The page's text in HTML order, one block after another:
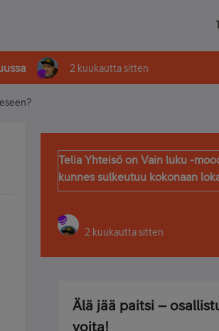
2 kuukautta sitten
Telia Yhteisö on Vain luku -
kunnes sulkeutuu kokonaan
2 kuukautta sitten
Älä jää paitsi –
voita!